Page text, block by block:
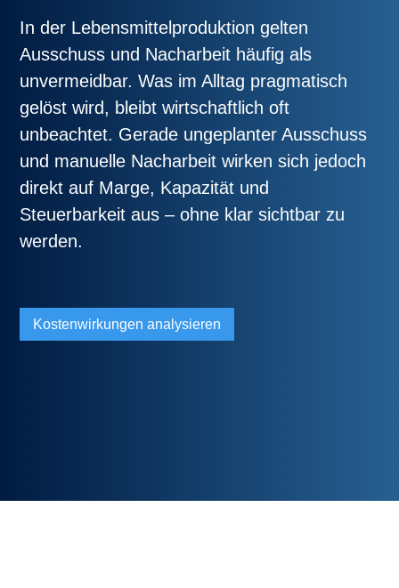
In der Lebensmittelproduktion gelten
Ausschuss und Nacharbeit häufig als
unvermeidbar. Was im Alltag pragmatisch
gelöst wird, bleibt wirtschaftlich oft
unbeachtet. Gerade ungeplanter Ausschuss
und manuelle Nacharbeit wirken sich jedoch
direkt auf Marge, Kapazität und
Steuerbarkeit aus – ohne klar sichtbar zu
werden.
Kostenwirkungen analysieren